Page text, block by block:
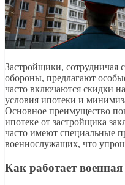
Застройщики, сотрудничая
обороны, предлагают
часто включаются скидки
условия ипотеки и
Основное преимущество
ипотеке от застройщика
часто имеют специальные
военнослужащих, что
Как работает